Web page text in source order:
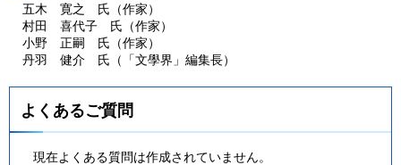
五木
寛之 氏 （作家）
村田
喜代子 氏 （作家）
小野
正嗣 氏 （作家）
丹羽
健介 氏 （「文學界」編集長）
よくあるご質問
現在よくある質問は作成されていません。